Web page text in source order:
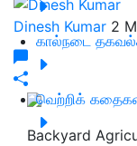
கால்நடை
வெற்றிக்
Dinesh Kumar 2
Backyard